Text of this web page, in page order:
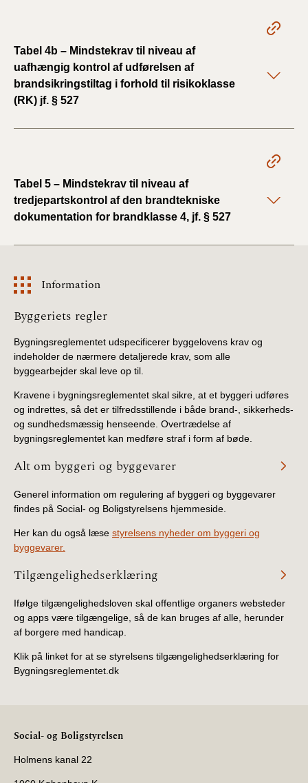
Tabel 4b – Mindstekrav til niveau af
uafhængig kontrol af udførelsen af
brandsikringstiltag i forhold til risikoklasse
(RK) jf. § 527
Tabel 5 – Mindstekrav til niveau af
tredjepartskontrol af den brandtekniske
dokumentation for brandklasse 4, jf. § 527
Information
Information
Byggeriets regler
Bygningsreglementet udspecificerer byggelovens krav og
indeholder de nærmere detaljerede krav, som alle
byggearbejder skal leve op til.
Kravene i bygningsreglementet skal sikre, at et byggeri udføres
og indrettes, så det er tilfredsstillende i både brand-, sikkerheds-
og sundhedsmæssig henseende. Overtrædelse af
bygningsreglementet kan medføre straf i form af bøde.
Alt om byggeri og byggevarer
Generel information om regulering af byggeri og byggevarer
findes på Social- og Boligstyrelsens hjemmeside.
Her kan du også læse styrelsens nyheder om byggeri og
byggevarer.
Tilgængelighedserklæring
Ifølge tilgængelighedsloven skal offentlige organers websteder
og apps være tilgængelige, så de kan bruges af alle, herunder
af borgere med handicap.
Klik på linket for at se styrelsens tilgængelighedserklæring for
Bygningsreglementet.dk
Social- og Boligstyrelsen
Holmens kanal 22